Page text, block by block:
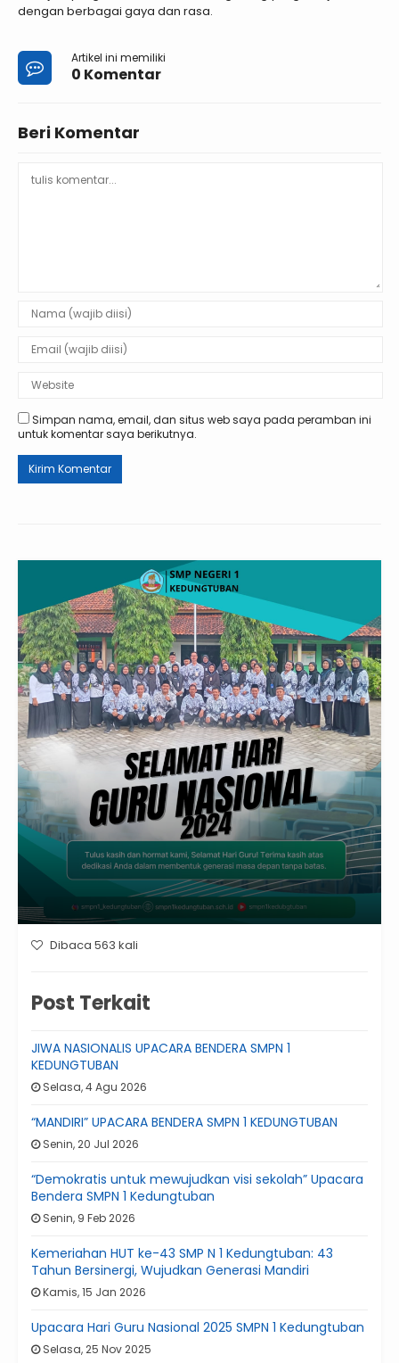
dengan berbagai gaya dan rasa.
Artikel ini memiliki
0 Komentar
Beri Komentar
Simpan nama, email, dan situs web saya pada peramban ini
untuk komentar saya berikutnya.
Dibaca 563 kali
Post Terkait
JIWA NASIONALIS UPACARA BENDERA SMPN 1
KEDUNGTUBAN
Selasa, 4 Agu 2026
“MANDIRI” UPACARA BENDERA SMPN 1 KEDUNGTUBAN
Senin, 20 Jul 2026
“Demokratis untuk mewujudkan visi sekolah” Upacara
Bendera SMPN 1 Kedungtuban
Senin, 9 Feb 2026
Kemeriahan HUT ke-43 SMP N 1 Kedungtuban: 43
Tahun Bersinergi, Wujudkan Generasi Mandiri
Kamis, 15 Jan 2026
Upacara Hari Guru Nasional 2025 SMPN 1 Kedungtuban
Selasa, 25 Nov 2025